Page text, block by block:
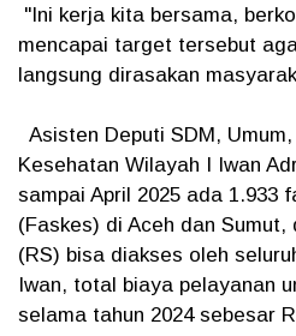
"Ini kerja kita bersama,
mencapai target tersebut
langsung dirasakan
Asisten Deputi SDM,
Kesehatan Wilayah I Iwan
sampai April 2025 ada 1.933
(Faskes) di Aceh dan Sumut,
(RS) bisa diakses oleh
Iwan, total biaya pelayanan
selama tahun 2024 sebesar